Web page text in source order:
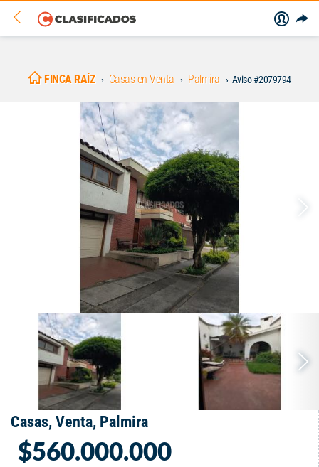
FINCA RAÍZ Casas en Venta Palmira Aviso #2079794
Casas, Venta, Palmira
$560.000.000